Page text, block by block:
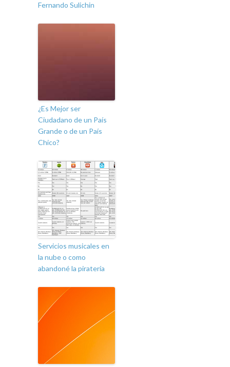
Fernando Sulichin
¿Es Mejor ser
Ciudadano de un País
Grande o de un País
Chico?
Servicios musicales en
la nube o como
abandoné la piratería